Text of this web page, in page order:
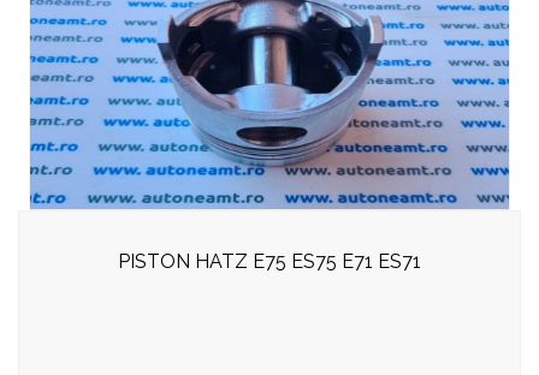
PISTON HATZ E75 ES75 E71 ES71